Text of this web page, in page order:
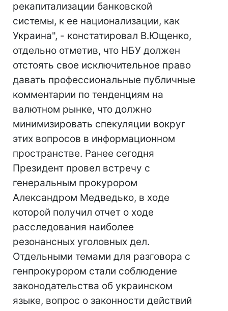
рекапитализации банковской
системы, к ее национализации, как
Украина", - констатировал В.Ющенко,
отдельно отметив, что НБУ должен
отстоять свое исключительное право
давать профессиональные публичные
комментарии по тенденциям на
валютном рынке, что должно
минимизировать спекуляции вокруг
этих вопросов в информационном
пространстве. Ранее сегодня
Президент провел встречу с
генеральным прокурором
Александром Медведько, в ходе
которой получил отчет о ходе
расследования наиболее
резонансных уголовных дел.
Отдельными темами для разговора с
генпрокурором стали соблюдение
законодательства об украинском
языке, вопрос о законности действий